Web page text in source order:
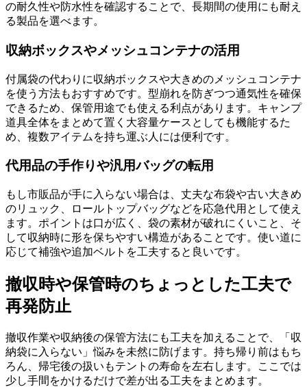
の耐久性や防水性を確認することで、長期間の使用にも耐え
る製品を選べます。
収納ボックスやメッシュコンテナの活用
付属袋の代わりに収納ボックスや大きめのメッシュコンテナ
を使う方法もおすすめです。型崩れを防ぎつつ通気性を確保
できるため、保管用途でも使える利点があります。キャンプ
道具全体をまとめて置く大容量ケースとしても機能するた
め、複数アイテムを持ち運ぶ人には便利です。
代用品の手作りや汎用バッグの転用
もし市販品が手に入らない場合は、丈夫な布袋や古い大きめ
のリュック、ロールトップバッグなどを応急代用として使え
ます。ポイントは口が広く、袋の素材が破れにくいこと、そ
して収納時に形を保ちやすい構造があることです。使い道に
応じて補強や追加ベルトを工夫すると良いです。
撤収時や保管時のちょっとした工夫で
再発防止
撤収作業や収納後の保管方法にも工夫を加えることで、「収
納袋に入らない」悩みを未然に防げます。持ち帰り前はもち
ろん、帰宅後の扱いもテントの寿命を左右します。ここでは
少し手間をかけるだけで差が出る工夫をまとめます。